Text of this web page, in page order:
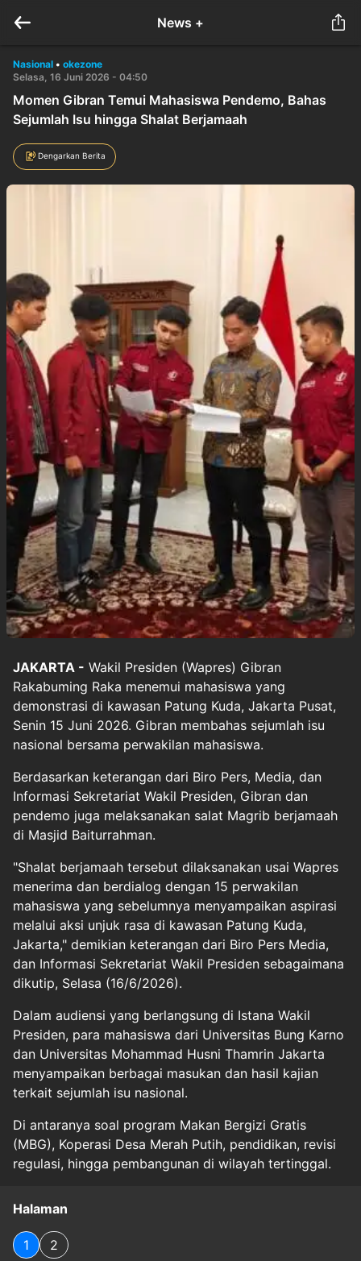
News +
Nasional • okezone
Selasa, 16 Juni 2026 - 04:50
Momen Gibran Temui Mahasiswa Pendemo, Bahas
Sejumlah Isu hingga Shalat Berjamaah
Dengarkan Berita
JAKARTA - Wakil Presiden (Wapres) Gibran
Rakabuming Raka menemui mahasiswa yang
demonstrasi di kawasan Patung Kuda, Jakarta Pusat,
Senin 15 Juni 2026. Gibran membahas sejumlah isu
nasional bersama perwakilan mahasiswa.
Berdasarkan keterangan dari Biro Pers, Media, dan
Informasi Sekretariat Wakil Presiden, Gibran dan
pendemo juga melaksanakan salat Magrib berjamaah
di Masjid Baiturrahman.
"Shalat berjamaah tersebut dilaksanakan usai Wapres
menerima dan berdialog dengan 15 perwakilan
mahasiswa yang sebelumnya menyampaikan aspirasi
melalui aksi unjuk rasa di kawasan Patung Kuda,
Jakarta," demikian keterangan dari Biro Pers Media,
dan Informasi Sekretariat Wakil Presiden sebagaimana
dikutip, Selasa (16/6/2026).
Dalam audiensi yang berlangsung di Istana Wakil
Presiden, para mahasiswa dari Universitas Bung Karno
dan Universitas Mohammad Husni Thamrin Jakarta
menyampaikan berbagai masukan dan hasil kajian
terkait sejumlah isu nasional.
Di antaranya soal program Makan Bergizi Gratis
(MBG), Koperasi Desa Merah Putih, pendidikan, revisi
regulasi, hingga pembangunan di wilayah tertinggal.
Halaman
1 2